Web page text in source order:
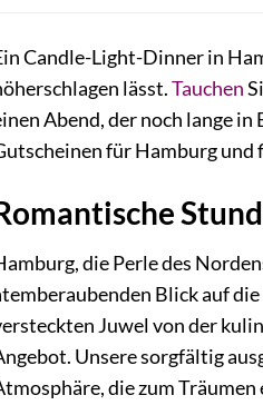
Candle-Light-Dinner in
lässt.Tauchen
Abend, der noch lange
für Hamburg und
die Perle des
Blick auf
Juwel von der
Unsere sorgfältig
die zum Träumen